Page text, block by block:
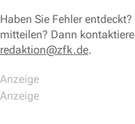
Haben Sie Fehler
mitteilen? Dann
redaktion@zfk.de.